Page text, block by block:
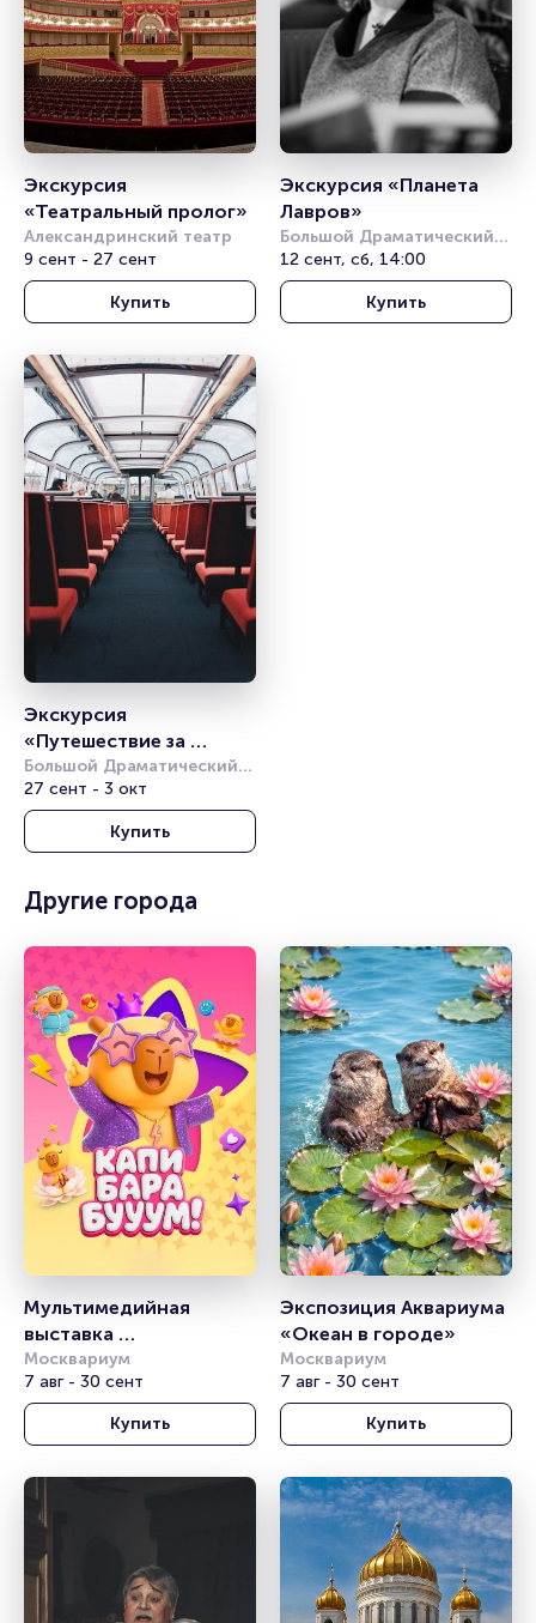
Экскурсия
«Театральный пролог»
Александринский театр
9 сент - 27 сент
Купить
Экскурсия «Планета
Лавров»
Большой Драматический
театр им. Г. А.
Товстоногова
12 сент, сб, 14:00
Купить
Экскурсия
«Путешествие за
кулисы БДТ»
Большой Драматический
театр им. Г. А.
Товстоногова
27 сент - 3 окт
Купить
Другие города
Мультимедийная
выставка
«Капибарабууум»
Москвариум
7 авг - 30 сент
Купить
Экспозиция Аквариума
Москвариум
7 авг - 30 сент
Купить